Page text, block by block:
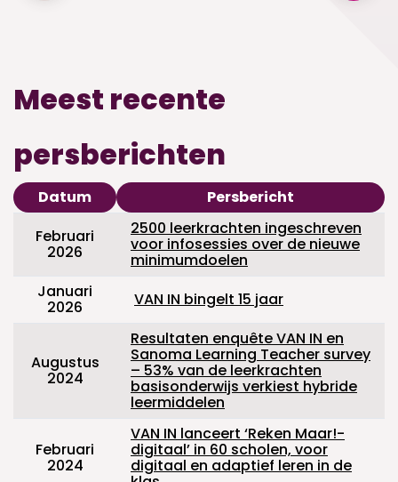
Meest recente
persberichten
Datum
Persbericht
Februari
2026
2500 leerkrachten ingeschreven
voor infosessies over de nieuwe
minimumdoelen
Januari
2026 VAN IN bingelt 15 jaar
Augustus
2024
Resultaten enquête VAN IN en
Sanoma Learning Teacher survey
– 53% van de leerkrachten
basisonderwijs verkiest hybride
leermiddelen
Februari
2024
VAN IN lanceert ‘Reken Maar!-
digitaal’ in 60 scholen, voor
digitaal en adaptief leren in de